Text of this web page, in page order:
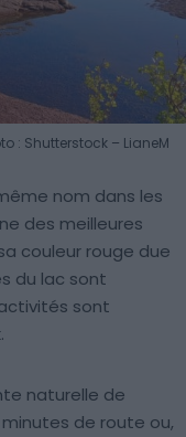
: Shutterstock – LianeM
nom dans les
des meilleures
couleur rouge due
du lac sont
sont
naturelle de
de route ou,